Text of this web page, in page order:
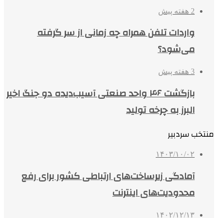
2 هفته پیش
واردات تلفن همراه چه زمانی از سر گرفته
می‌شود؟
3 هفته پیش
بازگشت ۴۶ واحد صنعتی آسیب‌دیده دو جنگ اخیر
البرز به چرخه تولید
منتخب سردبیر
۱۴۰۳/۱۰/۰۲
آمادگی زیرساخت‌های ارتباطی کشور برای رفع
محدودیت‌های اینترنت
۱۴۰۲/۱۲/۱۳